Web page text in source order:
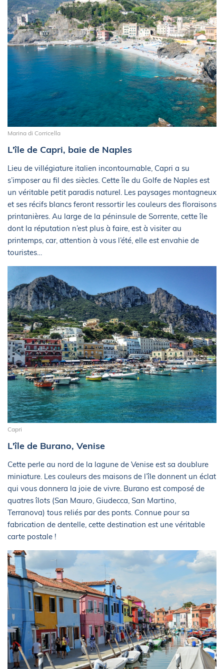
Marina di Corricella
L'île de Capri, baie de Naples
Lieu de villégiature italien incontournable, Capri a su
s’imposer au fil des siècles. Cette île du Golfe de Naples est
un véritable petit paradis naturel. Les paysages montagneux
et ses récifs blancs feront ressortir les couleurs des floraisons
printanières. Au large de la péninsule de Sorrente, cette île
dont la réputation n’est plus à faire, est à visiter au
printemps, car, attention à vous l’été, elle est envahie de
touristes…
Capri
L'île de Burano, Venise
Cette perle au nord de la lagune de Venise est sa doublure
miniature. Les couleurs des maisons de l’île donnent un éclat
qui vous donnera la joie de vivre. Burano est composé de
quatres îlots (San Mauro, Giudecca, San Martino,
Terranova) tous reliés par des ponts. Connue pour sa
fabrication de dentelle, cette destination est une véritable
carte postale !